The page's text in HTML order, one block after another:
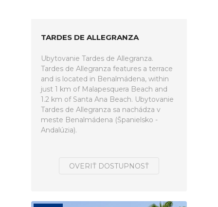
TARDES DE ALLEGRANZA
Ubytovanie Tardes de Allegranza.
Tardes de Allegranza features a terrace
and is located in Benalmádena, within
just 1 km of Malapesquera Beach and
1.2 km of Santa Ana Beach. Ubytovanie
Tardes de Allegranza sa nachádza v
meste Benalmádena (Španielsko -
Andalúzia).
OVERIŤ DOSTUPNOSŤ